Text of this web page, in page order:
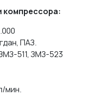
компрессора:
ПАЗ.
511, ЗМЗ-523
мин.